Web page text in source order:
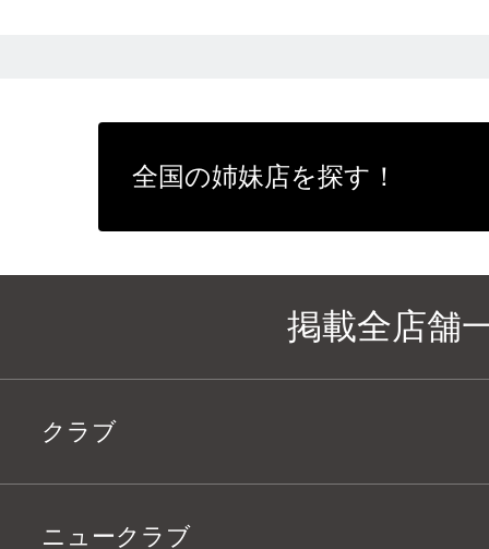
全国の姉妹店を探す！
掲載全店舗
クラブ
ニュークラブ